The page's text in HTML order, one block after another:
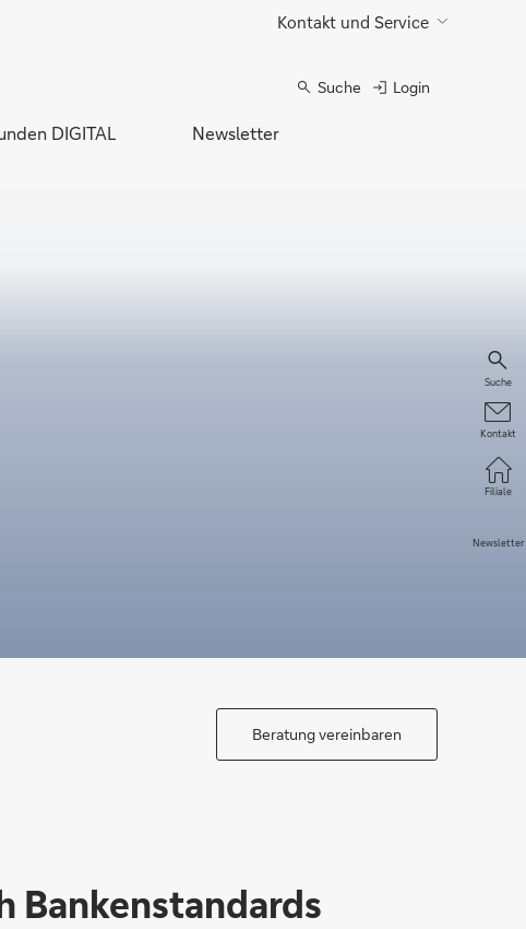
Kontakt und Service
Suche Login
DIGITAL Newsletter
Suche
Kontakt
Filiale
Newsletter
Beratung vereinbaren
Bankenstandards